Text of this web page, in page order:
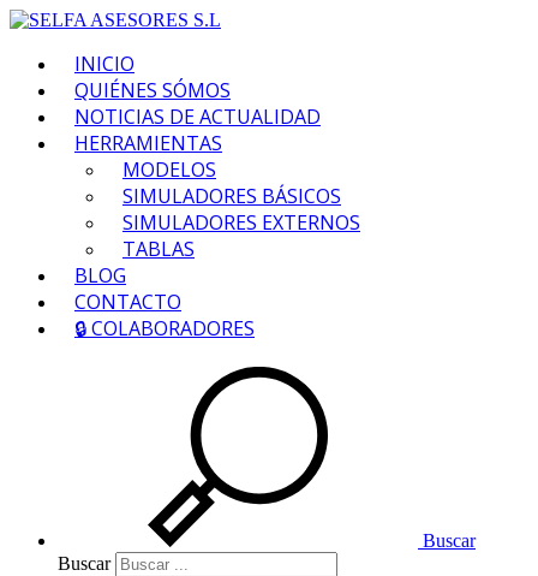
INICIO
QUIÉNES SÓMOS
NOTICIAS DE ACTUALIDAD
HERRAMIENTAS
MODELOS
SIMULADORES BÁSICOS
SIMULADORES EXTERNOS
TABLAS
BLOG
CONTACTO
🔒 COLABORADORES
Buscar
Buscar